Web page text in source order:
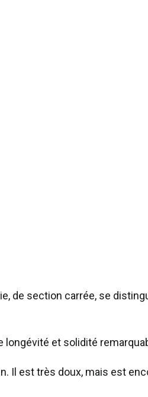
de section carrée, se
longévité et solidité
Il est très doux, mais est